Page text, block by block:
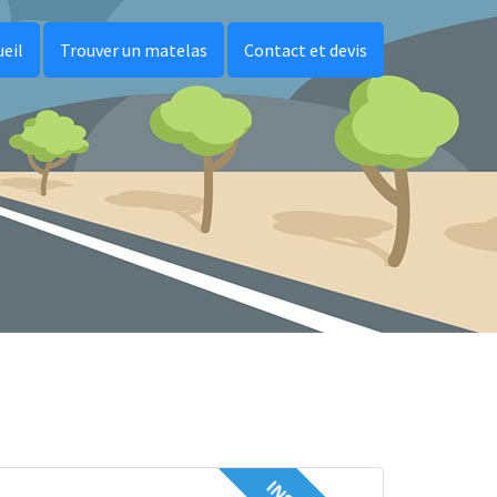
Trouver un matelas Contact et devis